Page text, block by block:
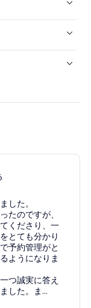
した。
たのですが、
くださり、一
とても分かり
予約管理がと
ようになりま
つ誠実に答え
した。ま ...